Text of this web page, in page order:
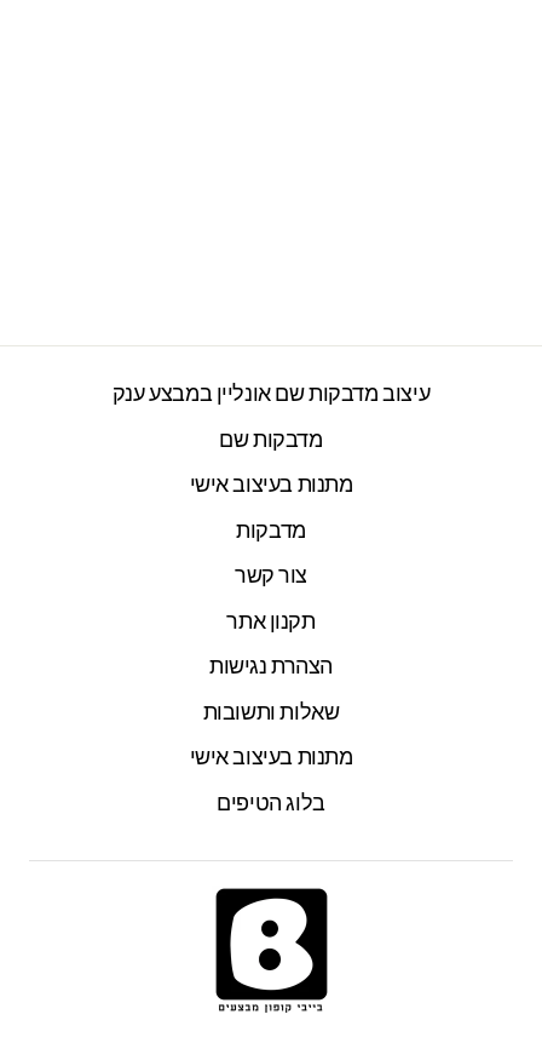
עיצוב מדבקות שם אונליין במבצע ענק
מדבקות שם
מתנות בעיצוב אישי
מדבקות
צור קשר
תקנון אתר
הצהרת נגישות
שאלות ותשובות
מתנות בעיצוב אישי
בלוג הטיפים